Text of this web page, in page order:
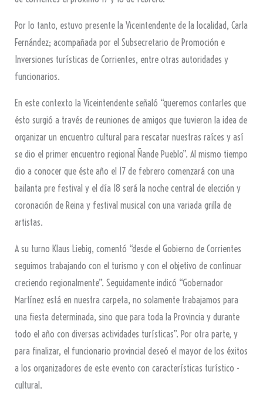
Por lo tanto, estuvo presente la Viceintendente de la localidad, Carla
Fernández; acompañada por el Subsecretario de Promoción e
Inversiones turísticas de Corrientes, entre otras autoridades y
funcionarios.
En este contexto la Viceintendente señaló “queremos contarles que
ésto surgió a través de reuniones de amigos que tuvieron la idea de
organizar un encuentro cultural para rescatar nuestras raíces y así
se dio el primer encuentro regional Ñande Pueblo”. Al mismo tiempo
dio a conocer que éste año el 17 de febrero comenzará con una
bailanta pre festival y el día 18 será la noche central de elección y
coronación de Reina y festival musical con una variada grilla de
artistas.
A su turno Klaus Liebig, comentó “desde el Gobierno de Corrientes
seguimos trabajando con el turismo y con el objetivo de continuar
creciendo regionalmente”. Seguidamente indicó “Gobernador
Martínez está en nuestra carpeta, no solamente trabajamos para
una fiesta determinada, sino que para toda la Provincia y durante
todo el año con diversas actividades turísticas”. Por otra parte, y
para finalizar, el funcionario provincial deseó el mayor de los éxitos
a los organizadores de este evento con características turístico -
cultural.